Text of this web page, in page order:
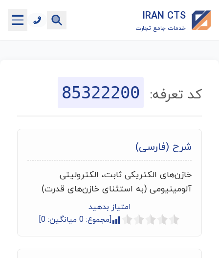
IRAN CTS
خدمات جامع تجارت
جستجوگر تعرفه گمرکی
ماشین حساب گمرکی
خدمات رایگان دیگر
کد تعرفه: 85322200
شرح (فارسی)
خازن‌های الکتریکی ثابت، الکترولیتی
آلومینیومی (به استثنای خازن‌های قدرت)
امتیاز بدهید
[مجموع: 0 میانگین: 0
]